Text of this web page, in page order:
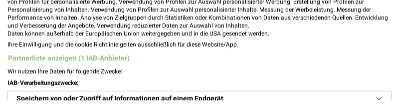
MEHR PROSPEKTE
weekli Magazin
von Profilen für personalisierte Werbung. Verwendung von Profilen zur Auswahl personalisierter Werbung. Erstellung von Profilen zur
Personalisierung von Inhalten. Verwendung von Profilen zur Auswahl personalisierter Inhalte. Messung der Werbeleistung. Messung der
Performance von Inhalten. Analyse von Zielgruppen durch Statistiken oder Kombinationen von Daten aus verschiedenen Quellen. Entwicklung
und Verbesserung der Angebote. Verwendung reduzierter Daten zur Auswahl von Inhalten.
Daten können außerhalb der Europäischen Union weitergegeben und in die USA gesendet werden.
Ihre Einwilligung und die cookie Richtlinie gelten ausschließlich für diese Website/App.
Partnerliste anzeigen (1 IAB-Anbieter)
Wir nutzen Ihre Daten für folgende Zwecke:
IAB-Verarbeitungszwecke:
Speichern von oder Zugriff auf Informationen auf einem Endgerät